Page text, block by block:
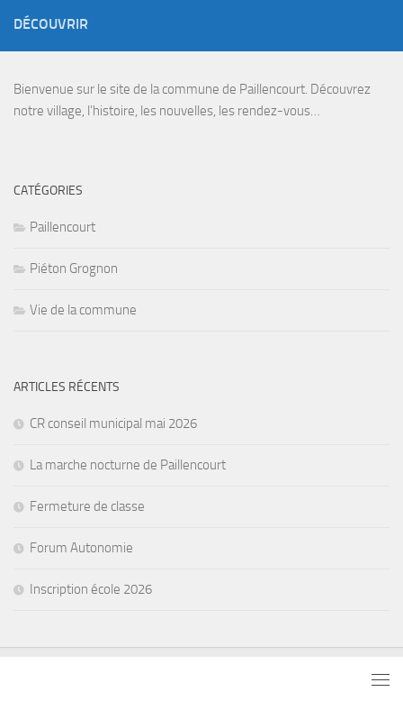
DÉCOUVRIR
Bienvenue sur le site de la commune de Paillencourt. Découvrez
notre village, l’histoire, les nouvelles, les rendez-vous…
CATÉGORIES
Paillencourt
Piéton Grognon
Vie de la commune
ARTICLES RÉCENTS
CR conseil municipal mai 2026
La marche nocturne de Paillencourt
Fermeture de classe
Forum Autonomie
Inscription école 2026